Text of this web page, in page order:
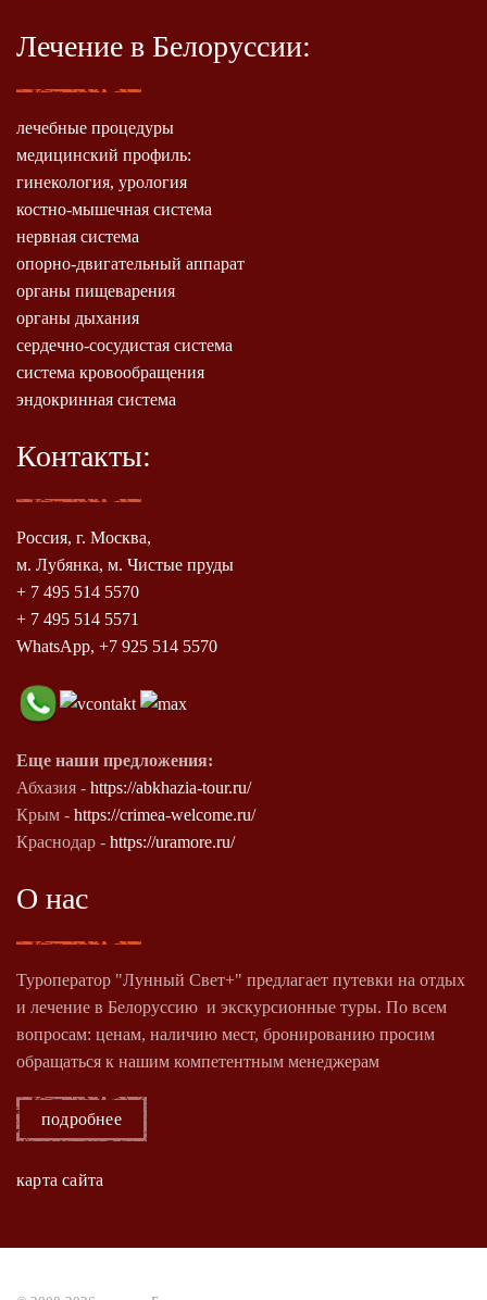
Лечение в Белоруссии:
лечебные процедуры
медицинский профиль:
гинекология, урология
костно-мышечная система
нервная система
опорно-двигательный аппарат
органы пищеварения
органы дыхания
сердечно-сосудистая система
система кровообращения
эндокринная система
Контакты:
Россия, г. Москва,
м. Лубянка, м. Чистые пруды
+ 7 495 514 5570
+ 7 495 514 5571
WhatsApp, +7 925 514 5570
Еще наши предложения:
Абхазия - https://abkhazia-tour.ru/
Крым - https://crimea-welcome.ru/
Краснодар - https://uramore.ru/
О нас
Туроператор "Лунный Свет+" предлагает путевки на отдых
и лечение в Белоруссию и экскурсионные туры. По всем
вопросам: ценам, наличию мест, бронированию просим
обращаться к нашим компетентным менеджерам
подробнее
карта сайта